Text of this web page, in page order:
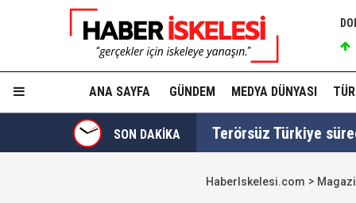
ANA SAYFA GÜNDEM MEDYA DÜNYASI
SON DAKİKA Terörsüz Türkiye
HaberIskelesi.com